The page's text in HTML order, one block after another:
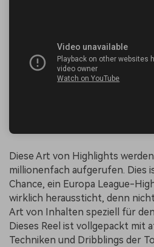
Diese Art von Highlights
millionenfach aufgerufen. Dies
Chance, ein Europa League-
wirklich heraussticht, denn
Art von Inhalten speziell für
Dieses Reel ist vollgepackt mit
Techniken und Dribblings der